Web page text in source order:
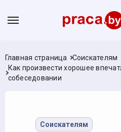
Главная страница
Соискателям
Как произвести хорошее
собеседовании
Соискателям